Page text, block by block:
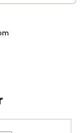
prvky